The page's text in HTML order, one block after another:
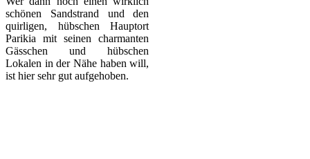
schönen Sandstrand und den
quirligen, hübschen Hauptort
Parikia mit seinen charmanten
Gässchen und hübschen
Lokalen in der Nähe haben will,
ist hier sehr gut aufgehoben.